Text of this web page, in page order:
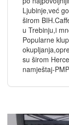
Ljubinje,već
širom
u Trebinju,i
Popularne
su širom
namještaj-